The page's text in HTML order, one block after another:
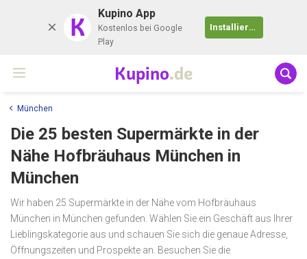
K Kupino App
Kostenlos bei Google
Play
Installieren
Kupino.de
München
Die 25 besten Supermärkte in der
Nähe Hofbräuhaus München in
München
Wir haben 25 Supermärkte in der Nähe vom Hofbräuhaus
München in München gefunden. Wählen Sie ein Geschäft aus Ihrer
Lieblingskategorie aus und schauen Sie sich die genaue Adresse,
Öffnungszeiten und Prospekte an. Besuchen Sie die